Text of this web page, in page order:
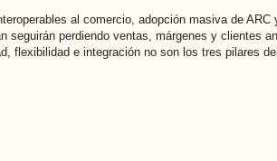
al comercio, adopción masiva de
perdiendo ventas, márgenes y clientes
e integración no son los tres pilares